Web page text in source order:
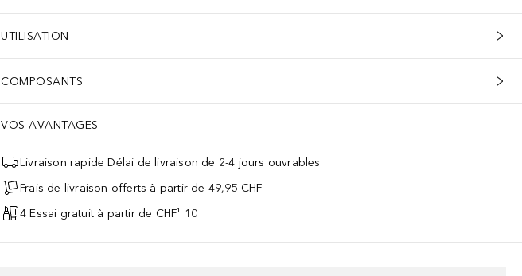
UTILISATION
COMPOSANTS
VOS AVANTAGES
Livraison rapide Délai de livraison de 2-4 jours ouvrables
Frais de livraison offerts à partir de 49,95 CHF
4 Essai gratuit à partir de CHF¹ 10